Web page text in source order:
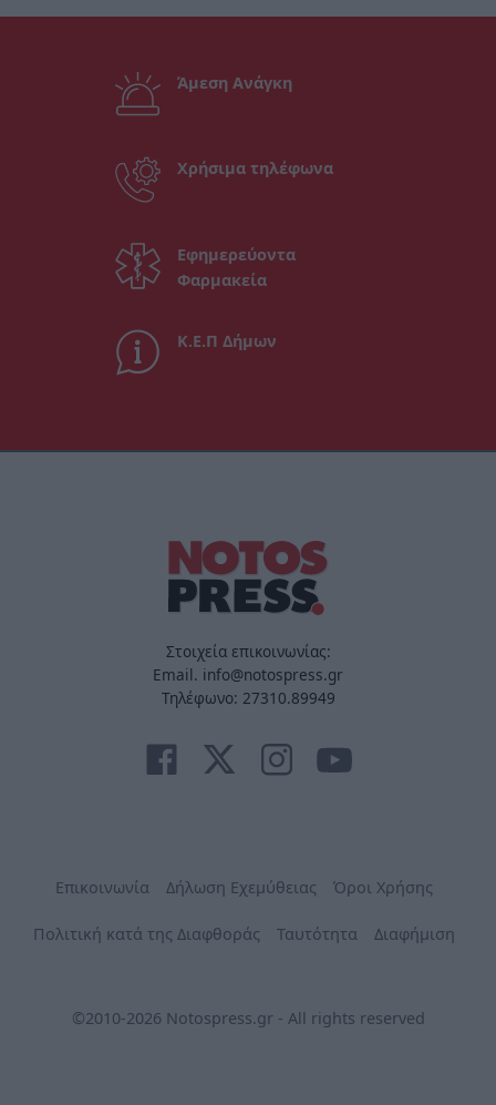
Άμεση Ανάγκη
Χρήσιμα τηλέφωνα
Εφημερεύοντα
Φαρμακεία
Κ.Ε.Π Δήμων
Στοιχεία επικοινωνίας:
Email. info@notospress.gr
Τηλέφωνο: 27310.89949
Επικοινωνία Δήλωση Εχεμύθειας Όροι Χρήσης
Πολιτική κατά της Διαφθοράς Ταυτότητα Διαφήμιση
©2010-2026 Notospress.gr - All rights reserved